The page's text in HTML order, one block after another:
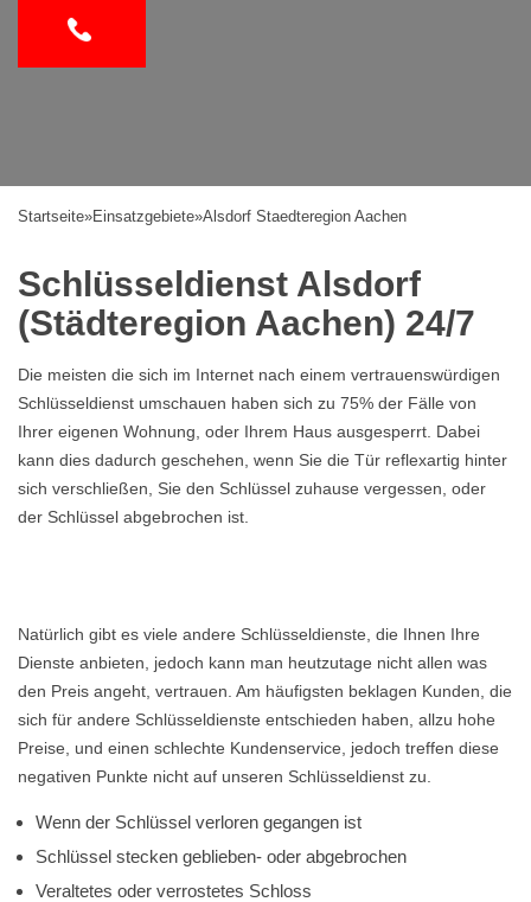
Startseite»Einsatzgebiete»Alsdorf Staedteregion Aachen
Schlüsseldienst Alsdorf
(Städteregion Aachen) 24/7
Die meisten die sich im Internet nach einem vertrauenswürdigen
Schlüsseldienst umschauen haben sich zu 75% der Fälle von
Ihrer eigenen Wohnung, oder Ihrem Haus ausgesperrt. Dabei
kann dies dadurch geschehen, wenn Sie die Tür reflexartig hinter
sich verschließen, Sie den Schlüssel zuhause vergessen, oder
der Schlüssel abgebrochen ist.
Natürlich gibt es viele andere Schlüsseldienste, die Ihnen Ihre
Dienste anbieten, jedoch kann man heutzutage nicht allen was
den Preis angeht, vertrauen. Am häufigsten beklagen Kunden, die
sich für andere Schlüsseldienste entschieden haben, allzu hohe
Preise, und einen schlechte Kundenservice, jedoch treffen diese
negativen Punkte nicht auf unseren Schlüsseldienst zu.
Wenn der Schlüssel verloren gegangen ist
Schlüssel stecken geblieben- oder abgebrochen
Veraltetes oder verrostetes Schloss